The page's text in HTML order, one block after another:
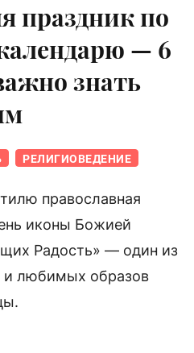
праздник по
— 6
знать
РЕЛИГИОВЕДЕНИЕ
православная
иконы Божией
Радость» — один из
и любимых образов